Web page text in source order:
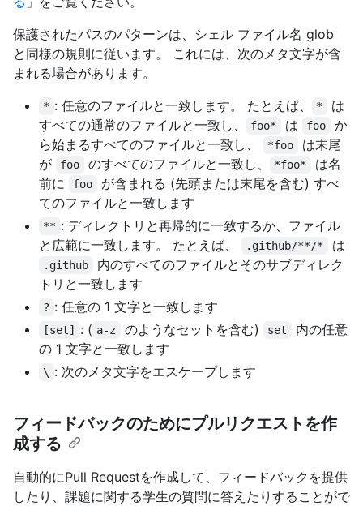
保護されたパスのパターンは、シェル ファイル名 glob
と同様の規則に従います。 これには、次のメタ文字が含
まれる場合があります。
* : 任意のファイルと一致します。 たとえば、 *
は
すべての通常のファイルと一致し、
foo* は foo
か
ら始まるすべてのファイルと一致し、
*foo
は末尾
が
foo のすべてのファイルと一致し、 *foo*
は名
前に
foo
が含まれる (先頭または末尾を含む) すべ
てのファイルと一致します
** : ディレクトリと再帰的に一致するか、ファイル
と広範に一致します。 たとえば、
.github/**/* は
.github
内のすべてのファイルとそのサブディレク
トリと一致します
? : 任意の 1 文字と一致します
[set] : ( a-z のようなセットを含む) set
内の任意
の 1 文字と一致します
\ : 次のメタ文字をエスケープします
フィードバックのためにプルリクエストを作
成する
自動的にPull Requestを作成して、フィードバックを提供
したり、課題に関する学生の質問に答えたりすることがで